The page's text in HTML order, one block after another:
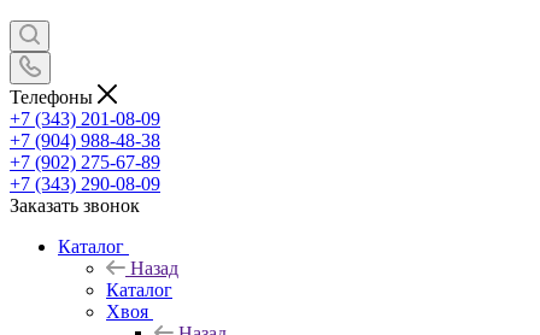
Телефоны
+7 (343) 201-08-09
+7 (904) 988-48-38
+7 (902) 275-67-89
+7 (343) 290-08-09
Заказать звонок
Каталог
Назад
Каталог
Хвоя